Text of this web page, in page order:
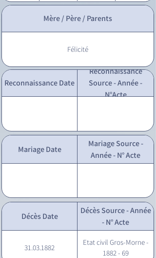
Mère / Père / Parents
Félicité
Reconnaissance Date
Reconnaissance
Source - Année -
N°Acte
Mariage Date
Mariage Source -
Année - N° Acte
Décès Date
Décès Source - Année
- N° Acte
31.03.1882
Etat civil Gros-Morne -
1882 - 69